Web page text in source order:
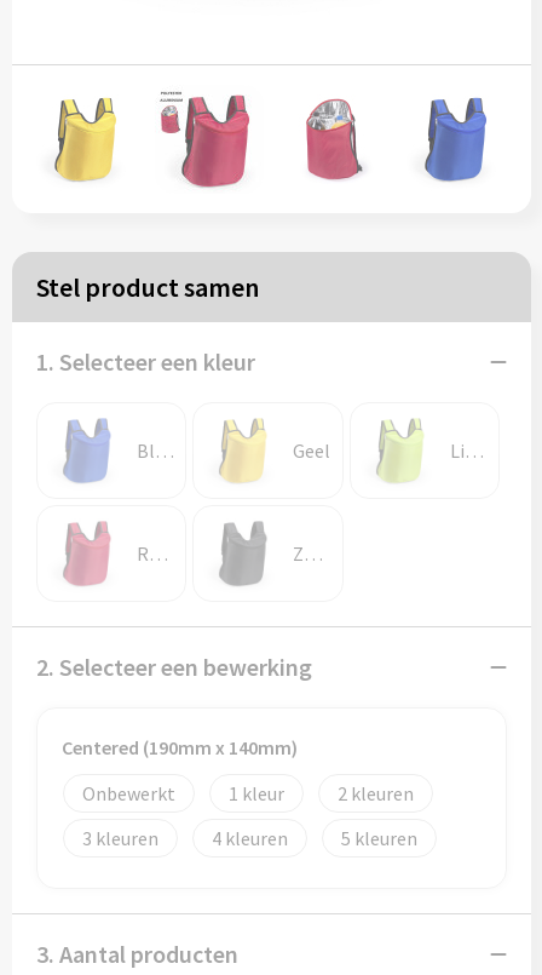
Reistassen
Zakelijk
Schoudertassen
Schrijf & papierwaren
Potloden
Geschenksets
Notaboekjes
Zelfklevende memo's
Notablokken
Mappen
Stel product samen
1. Selecteer een kleur
Blauw Geel Lichtgroen
Rood Zwart
2. Selecteer een bewerking
Centered (190mm x 140mm)
Onbewerkt
1
2
3
4 5
3. Aantal producten